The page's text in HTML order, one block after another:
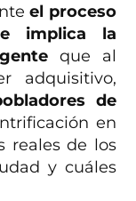
el proceso
implica la
que al
adquisitivo,
de
en
reales de los
y cuáles